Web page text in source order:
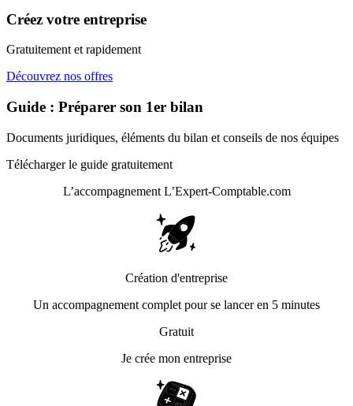
Créez votre entreprise
Gratuitement et rapidement
Découvrez nos offres
Guide : Préparer son 1er bilan
Documents juridiques, éléments du bilan et conseils de nos équipes
Télécharger le guide gratuitement
L’accompagnement L’Expert-Comptable.com
Création d'entreprise
Un accompagnement complet pour se lancer en 5 minutes
Gratuit
Je crée mon entreprise